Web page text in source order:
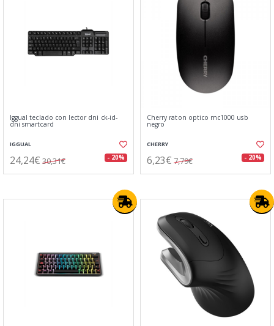
Iggual teclado con lector dni ck-id-
dni smartcard
IGGUAL
24,24€ 30,31€ - 20%
Cherry raton optico mc1000 usb
negro
CHERRY
6,23€ 7,79€ - 20%